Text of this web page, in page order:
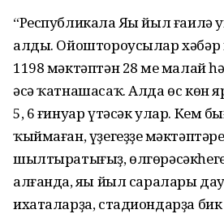
“Республикала Яңы йыл ғаилә
алды. Ойоштороусылар хәбәр
1198 мәктәптән 28 мең малай
әсә ҡатнашасаҡ. Алда өс көн
5, 6 ғинуар үтәсәк улар. Кем
ҡыймаған, үҙегеҙҙең
шылтыратығыҙ,
алғанда, яңы йыл саралары
ихаталарҙа, стадиондарҙа